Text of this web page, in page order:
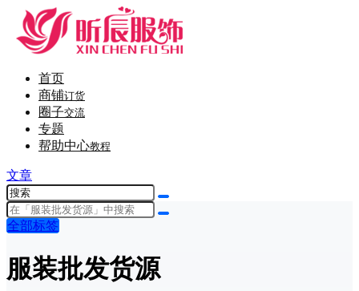
首页
商铺订货
圈子交流
专题
帮助中心教程
文章
全部标签
服装批发货源